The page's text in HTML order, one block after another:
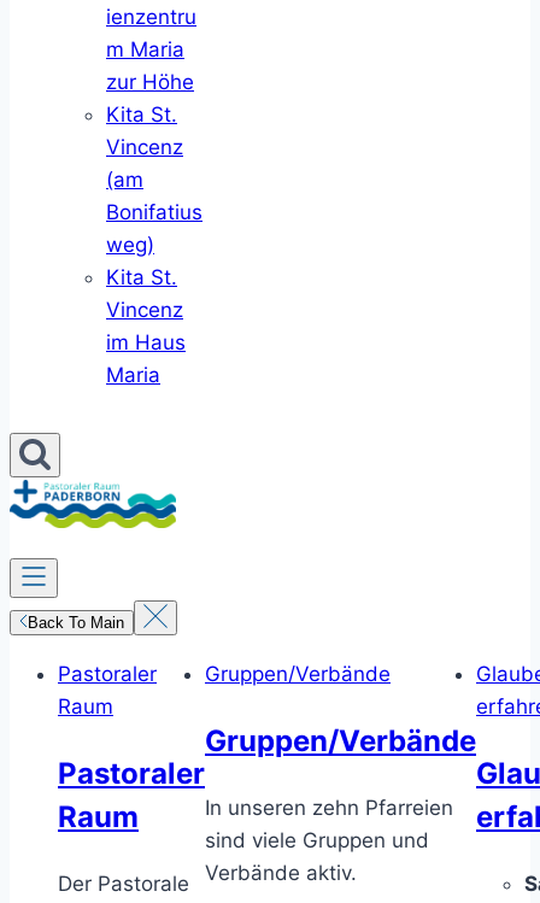
ienzentru
m Maria
zur Höhe
Kita St.
Vincenz
(am
Bonifatius
weg)
Kita St.
Vincenz
im Haus
Maria
Back To Main
Pastoraler
Raum
Pastoraler
Raum
Der Pastorale
Gruppen/Verbände
Gruppen/Verbände
In unseren zehn Pfarreien
sind viele Gruppen und
Verbände aktiv.